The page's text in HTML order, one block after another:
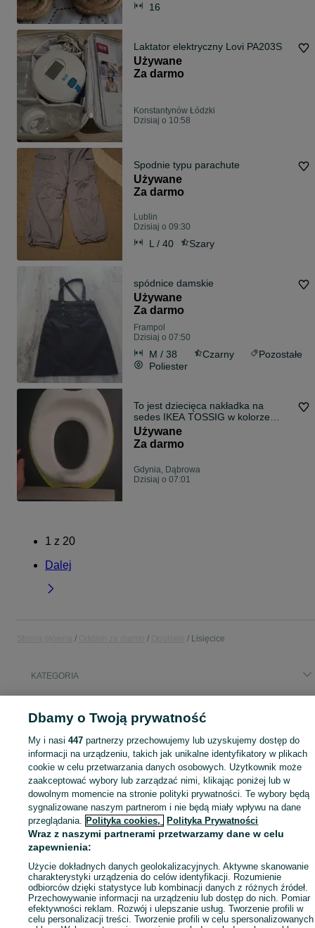
16
Laktator elektryczny Lovi PA203S
Używane
Za darmo
Konstantynów Łódzki
Dzisiaj o 10:58
Spodnie typu parachute
Używane
Za darmo
Lublin
Dzisiaj o 09:30
L / 40 Szary
spódnice damskie
Używane
Za darmo
Frampol
Dzisiaj o 07:50
M / 38 Czarny
Pozostałe
Poliester
To jest dziecięca nakładka na
sedes IKEA TOSSIG w kolorze
białym z zielonymi elementami
antypoślizgowymi.
Używane
Za darmo
Gdynia, Dąbrowa
Dzisiaj o 07:01
1 z 20
Dalej
Lisięcice
KATEGORIA
Mapa kategorii
Mapa miejscowości
Mapa ministron
Popularne wyszukiwania
Dbamy o Twoją prywatność
My i nasi447 partnerzy przechowujemy lub uzyskujemy dostęp do
informacji na urządzeniu, takich jak unikalne identyfikatory w plikach
cookie w celu przetwarzania danych osobowych. Użytkownik może
zaakceptować wybory lub zarządzać nimi, klikając poniżej lub w
dowolnym momencie na stronie polityki prywatności. Te wybory będą
sygnalizowane naszym partnerom i nie będą miały wpływu na dane
przeglądania. Polityka cookies, Polityka Prywatności
Wraz z naszymi partnerami przetwarzamy dane w celu
zapewnienia:
Użycie dokładnych danych geolokalizacyjnych. Aktywne skanowanie
charakterystyki urządzenia do celów identyfikacji. Rozumienie
odbiorców dzięki statystyce lub kombinacji danych z różnych źródeł.
Przechowywanie informacji na urządzeniu lub dostęp do nich. Pomiar
efektywności reklam. Rozwój i ulepszanie usług. Tworzenie profili w
celu personalizacji treści. Tworzenie profili w celu spersonalizowanych